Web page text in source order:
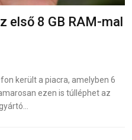
első 8 GB RAM-mal
került a piacra, amelyben 6
ezen is túlléphet az